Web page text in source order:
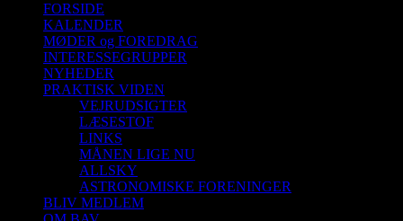
FORSIDE
KALENDER
MØDER og FOREDRAG
INTERESSEGRUPPER
NYHEDER
PRAKTISK VIDEN
VEJRUDSIGTER
LÆSESTOF
LINKS
MÅNEN LIGE NU
ALLSKY
ASTRONOMISKE FORENINGER
BLIV MEDLEM